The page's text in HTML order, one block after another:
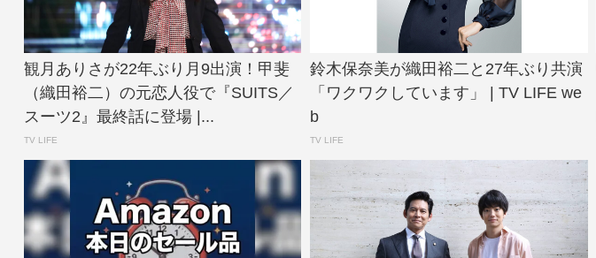
観月ありさが22年ぶり月9出演！甲斐
（織田裕二）の元恋人役で『SUITS／
スーツ2』最終話に登場 |...
TV LIFE
鈴木保奈美が織田裕二と27年ぶり共演
「ワクワクしています」 | TV LIFE we
b
TV LIFE